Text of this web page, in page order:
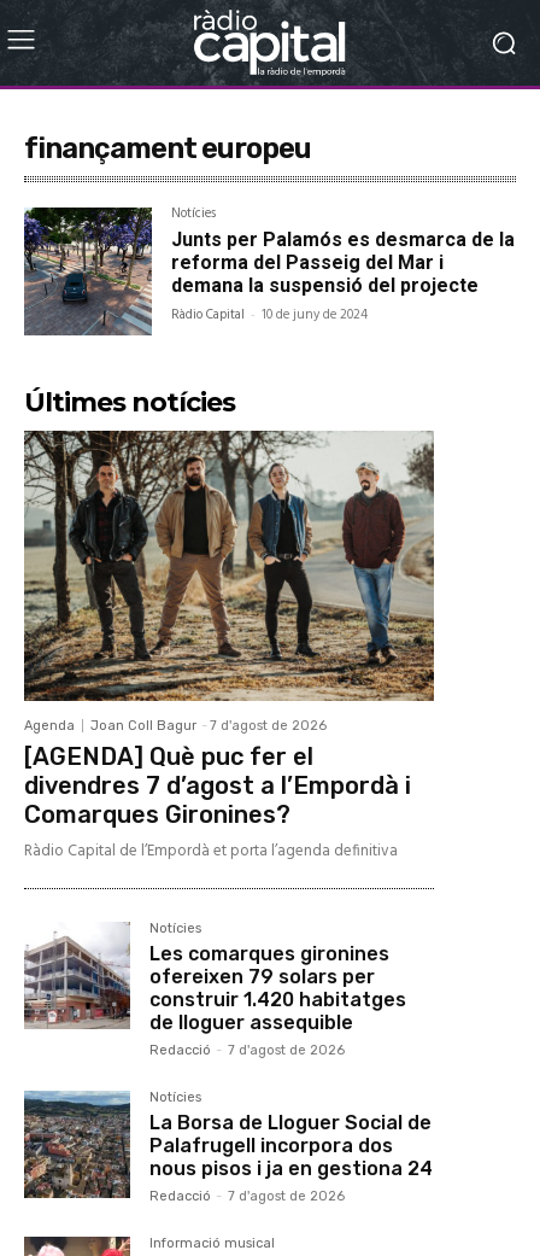
finançament europeu
Notícies
Junts per Palamós es desmarca de la
reforma del Passeig del Mar i
demana la suspensió del projecte
Ràdio Capital - 10 de juny de 2024
Últimes notícies
Agenda Joan Coll Bagur - 7 d'agost de 2026
[AGENDA] Què puc fer el
divendres 7 d’agost a l’Empordà i
Comarques Gironines?
Ràdio Capital de l’Empordà et porta l’agenda definitiva
Notícies
Les comarques gironines
ofereixen 79 solars per
construir 1.420 habitatges
de lloguer assequible
Redacció - 7 d'agost de 2026
Notícies
La Borsa de Lloguer Social de
Palafrugell incorpora dos
nous pisos i ja en gestiona 24
Redacció - 7 d'agost de 2026
Informació musical